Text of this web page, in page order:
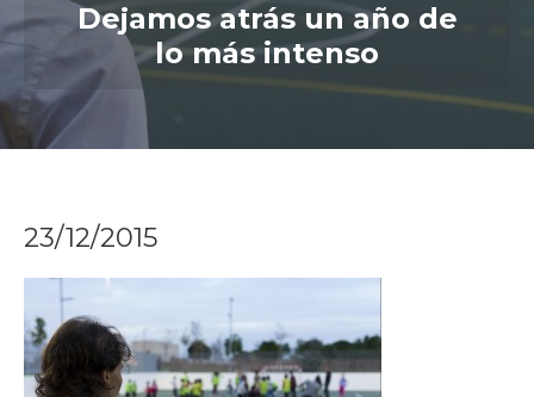
Dejamos atrás un año de
lo más intenso
23/12/2015